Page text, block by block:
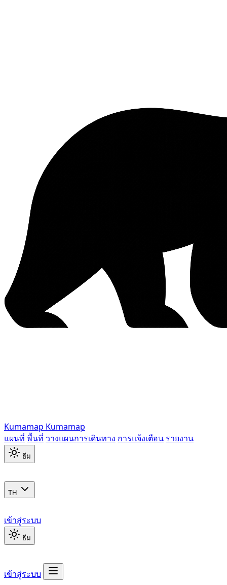
Kumamap Kumamap
แผนที่ พื้นที่ วางแผนการเดินทาง การแจ้งเตือน รายงาน
ธีม
TH
เข้าสู่ระบบ
ธีม
เข้าสู่ระบบ